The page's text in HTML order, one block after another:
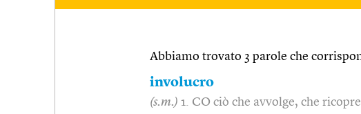
Abbiamo trovato 3 parole che
involucro
(s.m.) 1. CO ciò che avvolge, che